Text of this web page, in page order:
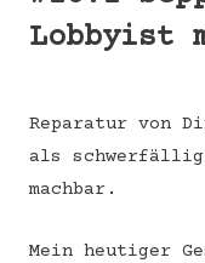
Lobbyist
Reparatur von
als
machbar.
Mein heutiger